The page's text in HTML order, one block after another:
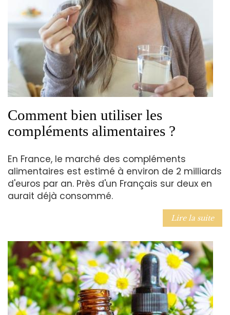
Comment bien utiliser les
compléments alimentaires ?
En France, le marché des compléments
alimentaires est estimé à environ de 2 milliards
d'euros par an. Près d'un Français sur deux en
aurait déjà consommé.
Lire la suite